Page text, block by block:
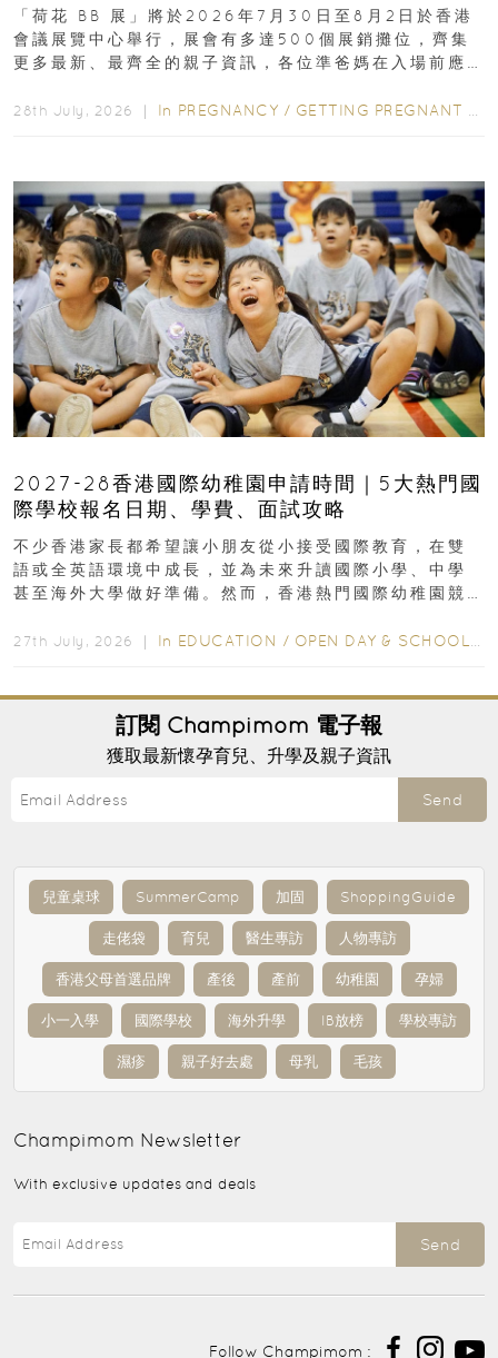
「荷花 BB 展」將於2026年7月30日至8月2日於香港
會議展覽中心舉行，展會有多達500個展銷攤位，齊集
更多最新、最齊全的親子資訊，各位準爸媽在入場前應
28th July, 2026 ｜ In PREGNANCY / GETTING PREGNANT
2027-28香港國際幼稚園申請時間｜5大熱門國
際學校報名日期、學費、面試攻略
不少香港家長都希望讓小朋友從小接受國際教育，在雙
語或全英語環境中成長，並為未來升讀國際小學、中學
甚至海外大學做好準備。然而，香港熱門國際幼稚園競
27th July, 2026 ｜ In EDUCATION / OPEN DAY & SCHOOL EVENTS
訂閱 Champimom 電子報
獲取最新懷孕育兒、升學及親子資訊
Send
兒童桌球 SummerCamp 加固 ShoppingGuide
走佬袋 育兒 醫生專訪 人物專訪
香港父母首選品牌 產後 產前 幼稚園 孕婦
小一入學 國際學校 海外升學 IB放榜 學校專訪
濕疹 親子好去處 母乳 毛孩
Champimom Newsletter
With exclusive updates and deals
Send
Follow Champimom :